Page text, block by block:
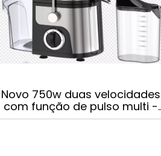
Novo 750w duas velocidades
com função de pulso multi -
função Processador de